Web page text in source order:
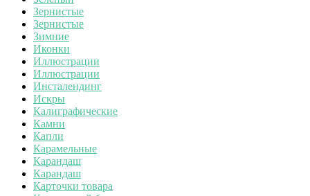
Зернистые
Зернистые
Зимние
Иконки
Иллюстрации
Иллюстрации
Инсталендинг
Искры
Калиграфические
Камни
Капли
Карамельные
Карандаш
Карандаш
Карточки товара